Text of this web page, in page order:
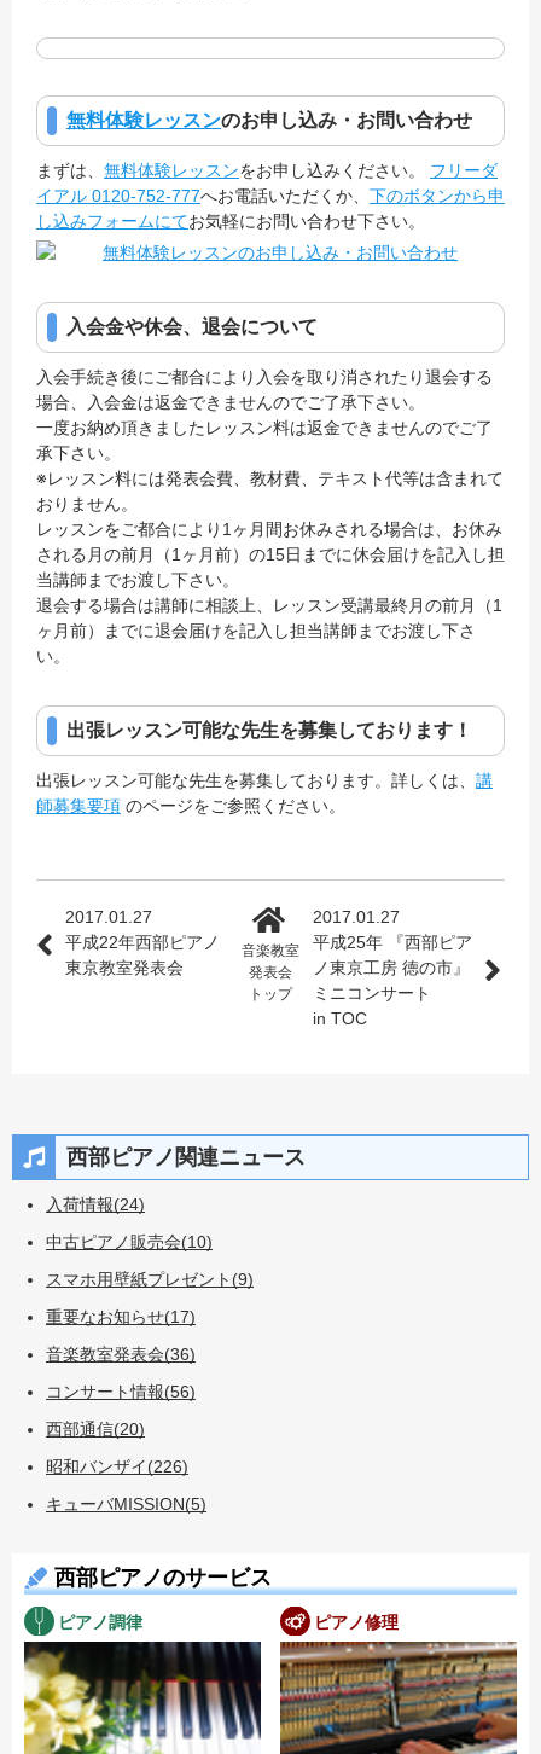
無料体験レッスンのお申し込み・お問い合わせ
まずは、 無料体験レッスンをお申し込みください。 フリーダ
イアル 0120-752-777へお電話いただくか、 下のボタンから申
し込みフォームにてお気軽にお問い合わせ下さい。
入会金や休会、退会について
入会手続き後にご都合により入会を取り消されたり退会する
場合、入会金は返金できませんのでご了承下さい。
一度お納め頂きましたレッスン料は返金できませんのでご了
承下さい。
※レッスン料には発表会費、教材費、テキスト代等は含まれて
おりません。
レッスンをご都合により1ヶ月間お休みされる場合は、お休み
される月の前月（1ヶ月前）の15日までに休会届けを記入し担
当講師までお渡し下さい。
退会する場合は講師に相談上、レッスン受講最終月の前月（1
ヶ月前）までに退会届けを記入し担当講師までお渡し下さ
い。
出張レッスン可能な先生を募集しております！
出張レッスン可能な先生を募集しております。詳しくは、 講
師募集要項 のページをご参照ください。
2017.01.27
平成22年西部ピアノ
東京教室発表会
音楽教室
発表会
トップ
2017.01.27
平成25年 『西部ピア
ノ東京工房 徳の市』
ミニコンサート
in TOC
西部ピアノ関連ニュース
入荷情報(24)
中古ピアノ販売会(10)
スマホ用壁紙プレゼント(9)
重要なお知らせ(17)
音楽教室発表会(36)
コンサート情報(56)
西部通信(20)
昭和バンザイ(226)
キューバMISSION(5)
西部ピアノのサービス
ピアノ調律 ピアノ修理